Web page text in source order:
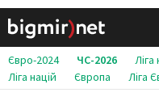
Євро-2024 ЧС-2026
Ліга націй
Європа Ліга